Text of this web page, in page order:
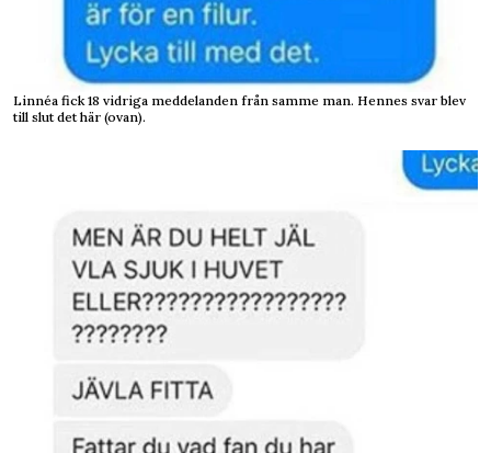
Linnéa fick 18 vidriga meddelanden från samme man. Hennes svar blev
till slut det här (ovan).